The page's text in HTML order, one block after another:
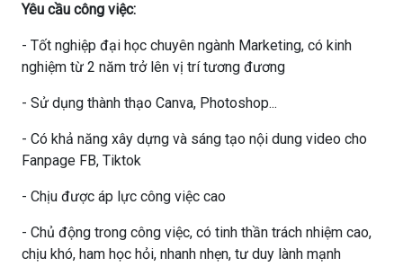
Yêu cầu công việc:
- Tốt nghiệp đại học chuyên ngành Marketing, có kinh
nghiệm từ 2 năm trở lên vị trí tương đương
- Sử dụng thành thạo Canva, Photoshop...
- Có khả năng xây dựng và sáng tạo nội dung video cho
Fanpage FB, Tiktok
- Chịu được áp lực công việc cao
- Chủ động trong công việc, có tinh thần trách nhiệm cao,
chịu khó, ham học hỏi, nhanh nhẹn, tư duy lành mạnh